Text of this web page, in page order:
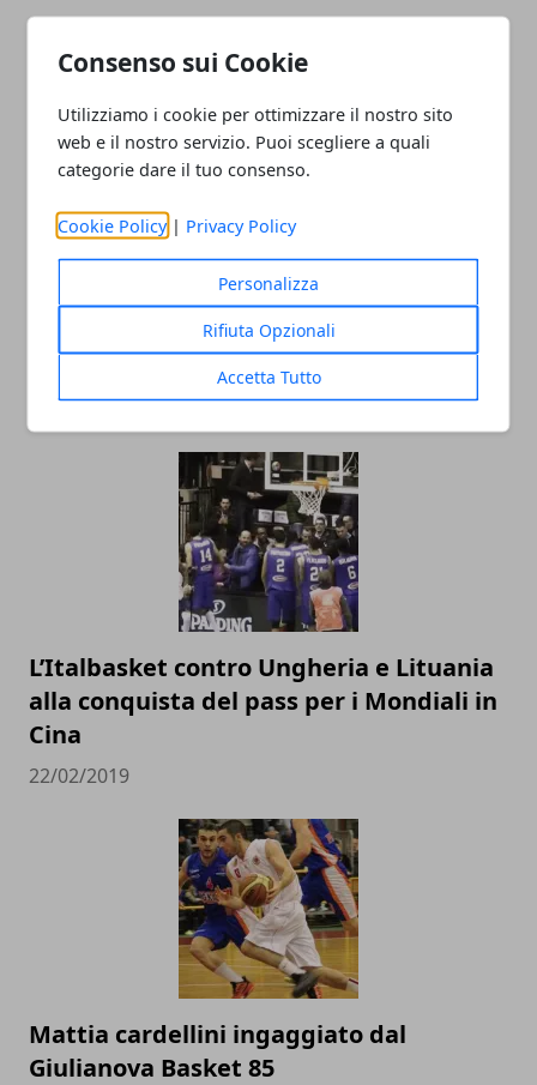
Consenso sui Cookie
Utilizziamo i cookie per ottimizzare il nostro sito
web e il nostro servizio. Puoi scegliere a quali
categorie dare il tuo consenso.
Cookie Policy | Privacy Policy
Personalizza
Rifiuta Opzionali
Accetta Tutto
Redazione
ARTICOLI CORRELATI
L’Italbasket contro Ungheria e Lituania
alla conquista del pass per i Mondiali in
Cina
22/02/2019
Mattia cardellini ingaggiato dal
Giulianova Basket 85